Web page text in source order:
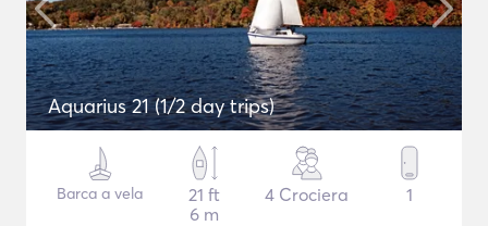
Aquarius 21 (1/2 day trips)
Barca a vela
21 ft
6 m
4 Crociera 1